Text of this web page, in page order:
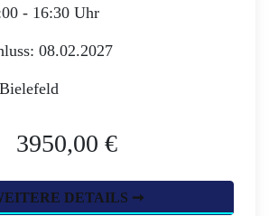
- 16:30 Uhr
08.02.2027
3950,00 €
DETAILS ➞